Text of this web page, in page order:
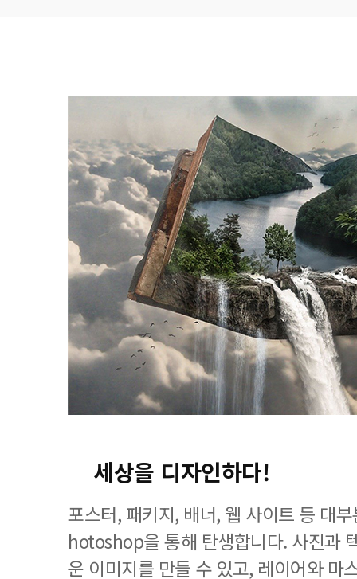
세상을 디자인하다!
포스터, 패키지, 배너, 웹 사이트 등 대
hotoshop을 통해 탄생합니다. 사진과
운 이미지를 만들 수 있고, 레이어와 마